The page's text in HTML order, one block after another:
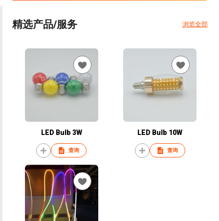
精选产品/服务 浏览全部
LED Bulb 3W
查询
LED Bulb 10W
查询